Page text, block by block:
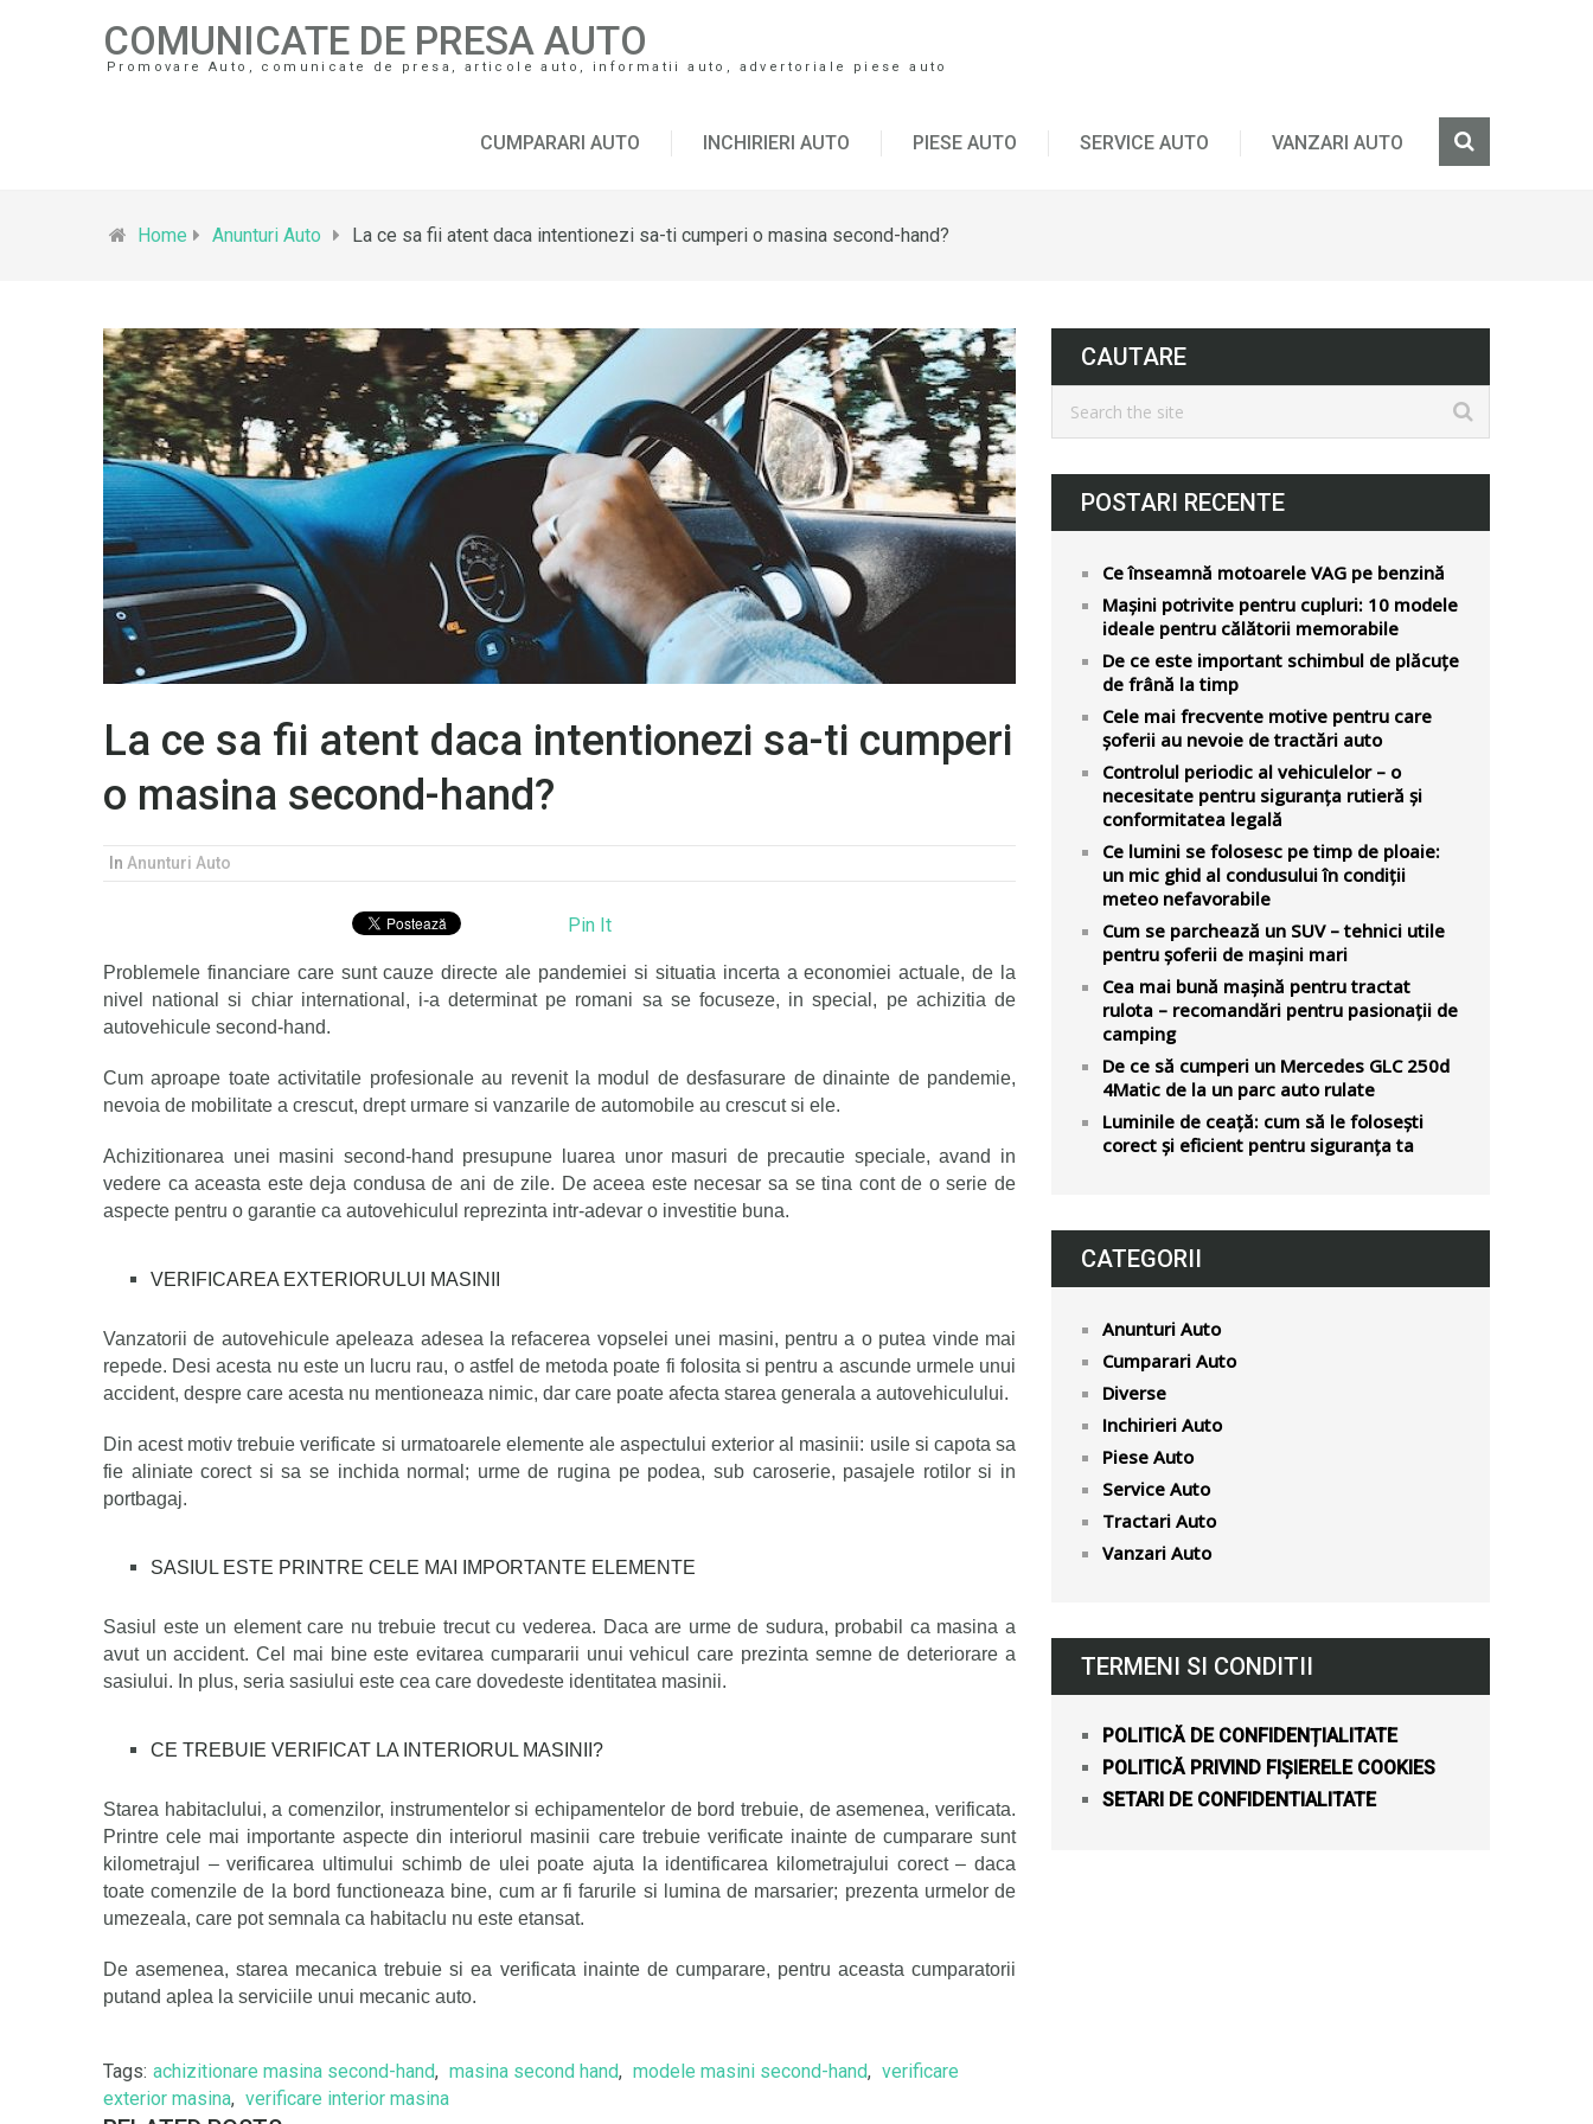
COMUNICATE DE PRESA AUTO
Promovare Auto, comunicate de presa, articole auto, informatii auto, advertoriale piese auto
CUMPARARI AUTO INCHIRIERI AUTO PIESE AUTO SERVICE AUTO VANZARI AUTO
Home Anunturi Auto La ce sa fii atent daca intentionezi sa-ti cumperi o masina second-hand?
La ce sa fii atent daca intentionezi sa-ti cumperi
o masina second-hand?
In Anunturi Auto
Pin It
Problemele financiare care sunt cauze directe ale pandemiei si situatia incerta a economiei actuale, de la
nivel national si chiar international, i-a determinat pe romani sa se focuseze, in special, pe achizitia de
autovehicule second-hand.
Cum aproape toate activitatile profesionale au revenit la modul de desfasurare de dinainte de pandemie,
nevoia de mobilitate a crescut, drept urmare si vanzarile de automobile au crescut si ele.
Achizitionarea unei masini second-hand presupune luarea unor masuri de precautie speciale, avand in
vedere ca aceasta este deja condusa de ani de zile. De aceea este necesar sa setina cont de o serie de
aspecte pentru o garantie ca autovehiculul reprezinta intr-adevar o investitie buna.
VERIFICAREA EXTERIORULUI MASINII
Vanzatorii de autovehicule apeleaza adesea la refacerea vopselei unei masini, pentru a o putea vinde mai
repede. Desi acesta nu este un lucru rau, o astfel de metoda poate fi folosita si pentru a ascunde urmele unui
accident, despre care acesta nu mentioneaza nimic, dar care poate afecta starea generala a autovehiculului.
Din acest motiv trebuie verificate si urmatoarele elemente ale aspectului exterior al masinii: usile si capota sa
fie aliniate corect si sa se inchida normal; urme de rugina pe podea, sub caroserie, pasajele rotilor si in
portbagaj.
SASIUL ESTE PRINTRE CELE MAI IMPORTANTE ELEMENTE
Sasiul este un element care nu trebuie trecut cu vederea. Daca are urme de sudura, probabil ca masina a
avut un accident. Cel mai bine este evitarea cumpararii unui vehicul care prezinta semne de deteriorare a
sasiului. In plus, seria sasiului este cea care dovedeste identitatea masinii.
CE TREBUIE VERIFICAT LA INTERIORUL MASINII?
Starea habitaclului, a comenzilor, instrumentelor si echipamentelor de bord trebuie, de asemenea, verificata.
Printre cele mai importante aspecte din interiorul masinii care trebuie verificate inainte de cumparare sunt
kilometrajul – verificarea ultimului schimb de ulei poate ajuta la identificarea kilometrajului corect – daca
toate comenzile de la bord functioneaza bine, cum ar fi farurile si lumina de marsarier; prezenta urmelor de
umezeala, care pot semnala ca habitaclu nu este etansat.
De asemenea, starea mecanica trebuie si ea verificata inainte de cumparare, pentru aceasta cumparatorii
putand aplea la serviciile unui mecanic auto.
Tags: achizitionare masina second-hand, masina second hand, modele masini second-hand, verificare
exterior masina, verificare interior masina
CAUTARE
POSTARI RECENTE
Ce înseamnă motoarele VAG pe benzină
Mașini potrivite pentru cupluri: 10 modele
ideale pentru călătorii memorabile
De ce este important schimbul de plăcuțe
de frână la timp
Cele mai frecvente motive pentru care
șoferii au nevoie de tractări auto
Controlul periodic al vehiculelor – o
necesitate pentru siguranța rutieră și
conformitatea legală
Ce lumini se folosesc pe timp de ploaie:
un mic ghid al condusului în condiții
meteo nefavorabile
Cum se parchează un SUV – tehnici utile
pentru șoferii de mașini mari
Cea mai bună mașină pentru tractat
rulota – recomandări pentru pasionații de
camping
De ce să cumperi un Mercedes GLC 250d
4Matic de la un parc auto rulate
Luminile de ceață: cum să le folosești
corect și eficient pentru siguranța ta
CATEGORII
Anunturi Auto
Cumparari Auto
Diverse
Inchirieri Auto
Piese Auto
Service Auto
Tractari Auto
Vanzari Auto
TERMENI SI CONDITII
POLITICĂ DE CONFIDENȚIALITATE
POLITICĂ PRIVIND FIȘIERELE COOKIES
SETARI DE CONFIDENTIALITATE